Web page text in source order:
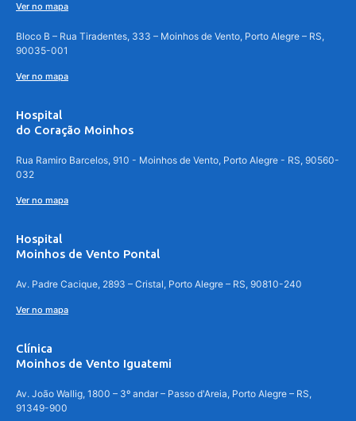
Ver no mapa
Bloco B – Rua Tiradentes, 333 – Moinhos de Vento, Porto Alegre – RS,
90035-001
Ver no mapa
Hospital
do Coração Moinhos
Rua Ramiro Barcelos, 910 - Moinhos de Vento, Porto Alegre - RS, 90560-
032
Ver no mapa
Hospital
Moinhos de Vento Pontal
Av. Padre Cacique, 2893 – Cristal, Porto Alegre – RS, 90810-240
Ver no mapa
Clínica
Moinhos de Vento Iguatemi
Av. João Wallig, 1800 – 3º andar – Passo d'Areia, Porto Alegre – RS,
91349-900